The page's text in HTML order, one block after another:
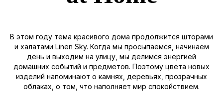
В этом году тема красивого дома продолжится шторами
и халатами Linen Sky. Когда мы просыпаемся, начинаем
день и выходим на улицу, мы делимся энергией
домашних событий и предметов. Поэтому цвета новых
изделий напоминают о камнях, деревьях, прозрачных
облаках, о том, что наполняет мир спокойствием.